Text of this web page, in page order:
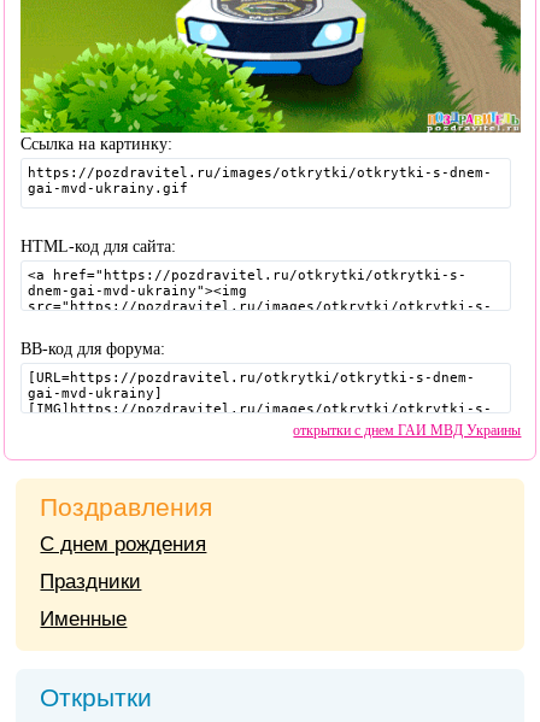
Ссылка на картинку:
HTML-код для сайта:
BB-код для форума:
открытки с днем ГАИ МВД Украины
Поздравления
С днем рождения
Праздники
Именные
Открытки